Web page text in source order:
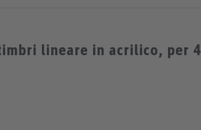
lineare in acrilico, per 4